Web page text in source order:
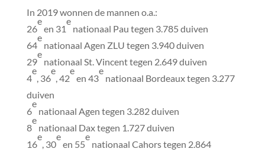
In 2019 wonnen de mannen o.a.:
26
e
en 31
e
nationaal Pau tegen 3.785 duiven
64
e
nationaal Agen ZLU tegen 3.940 duiven
29
e
nationaal St. Vincent tegen 2.649 duiven
4
e
, 36
e
, 42
e
en 43
e
nationaal Bordeaux tegen 3.277
duiven
6
e
nationaal Agen tegen 3.282 duiven
8
e
nationaal Dax tegen 1.727 duiven
16
e
, 30
e
en 55
e
nationaal Cahors tegen 2.864